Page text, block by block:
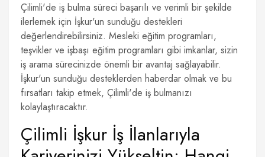
Çilimli'de iş bulma süreci başarılı ve verimli bir şekilde
ilerlemek için İşkur'un sunduğu destekleri
değerlendirebilirsiniz. Mesleki eğitim programları,
teşvikler ve işbaşı eğitim programları gibi imkanlar, sizin
iş arama sürecinizde önemli bir avantaj sağlayabilir.
İşkur'un sunduğu desteklerden haberdar olmak ve bu
fırsatları takip etmek, Çilimli'de iş bulmanızı
kolaylaştıracaktır.
Çilimli İşkur İş İlanlarıyla